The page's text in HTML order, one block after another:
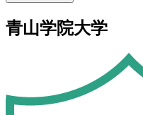
青山学院大学